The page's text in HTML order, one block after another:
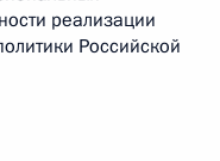
реализации
Российской